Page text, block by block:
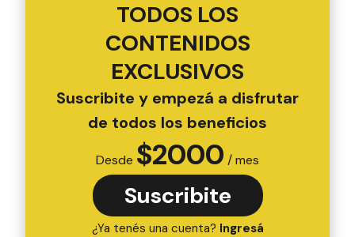
TODOS LOS
CONTENIDOS
EXCLUSIVOS
Suscribite y empezá a disfrutar
de todos los beneficios
Desde $2000 / mes
Suscribite
¿Ya tenés una cuenta? Ingresá